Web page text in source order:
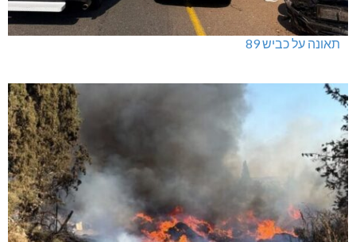
תאונה על כביש 89